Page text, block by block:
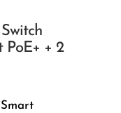
PoE+ + 2